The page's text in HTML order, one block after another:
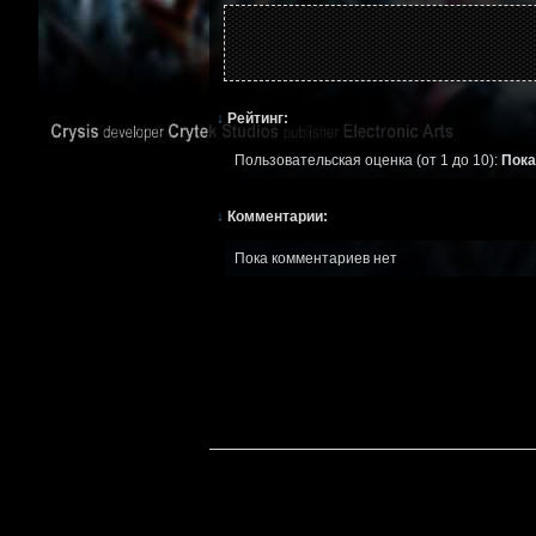
↓ Рейтинг:
Пользовательская оценка (от 1 до 10):
↓ Комментарии:
Пока комментариев нет